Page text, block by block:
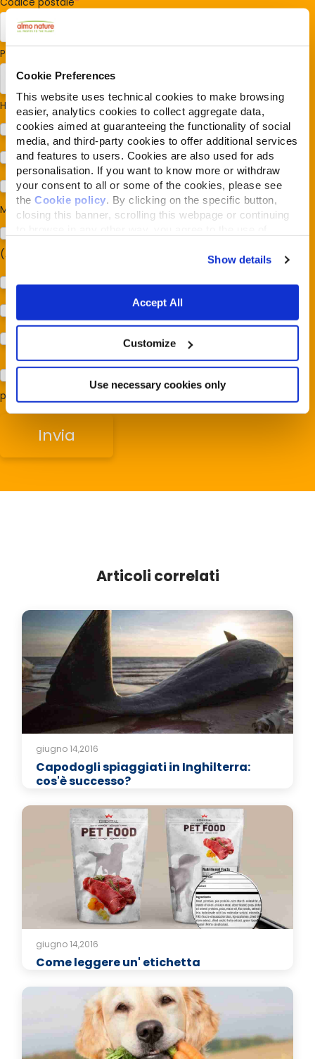
Cookie Preferences
This website uses technical cookies to make browsing
easier, analytics cookies to collect aggregate data,
cookies aimed at guaranteeing the functionality of social
media, and third-party cookies to offer additional services
and features to users. Cookies are also used for ads
personalisation. If you want to know more or withdraw
your consent to all or some of the cookies, please see
the Cookie policy. By clicking on the specific button,
closing this banner, scrolling this webpage or continuing
Show details
Accept All
Customize
Use necessary cookies only
Paese/Regione
Hai cani o gatti?*
Cane
Gatto
Per ora no
Mi interessa: *
Sostegno al modello della Reintegration Economy
(Almonature - Fondazione Capellino)
Protezione della biodiversità (Fondazione Capellino)
Protezione dei cani e dei gatti (Almo Nature)
Prodotti (Almo Nature)
preso visione della
Articoli correlati
giugno 14,2016
Capodogli spiaggiati in Inghilterra:
cos'è successo?
giugno 14,2016
Come leggere un' etichetta